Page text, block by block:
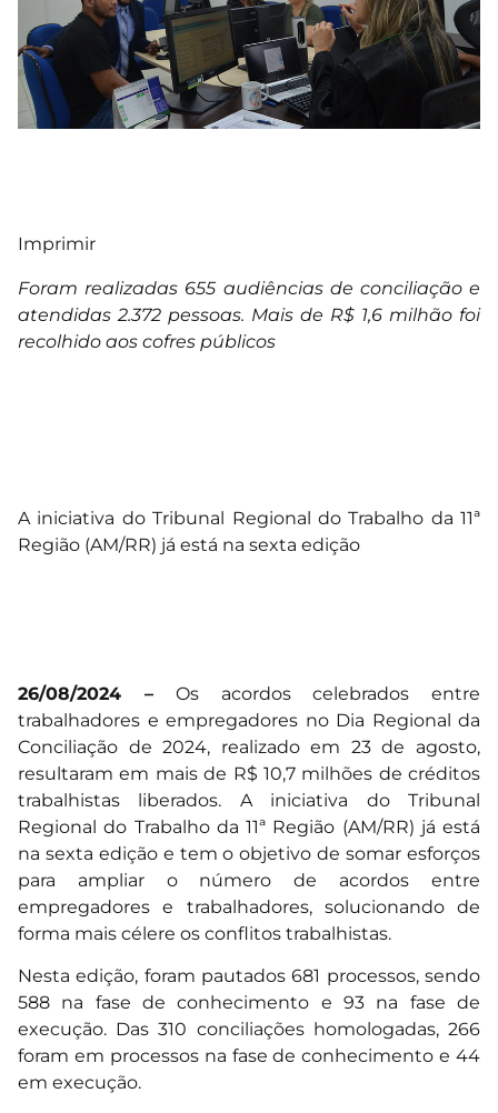
Imprimir
Foram realizadas 655 audiências de conciliação e
atendidas 2.372 pessoas. Mais de R$ 1,6 milhão foi
recolhido aos cofres públicos
A iniciativa do Tribunal Regional do Trabalho da 11ª
Região (AM/RR) já está na sexta edição
26/08/2024 –Os acordos celebrados entre
trabalhadores e empregadores no Dia Regional da
Conciliação de 2024, realizado em 23 de agosto,
resultaram em mais de R$ 10,7 milhões de créditos
trabalhistas liberados. A iniciativa do Tribunal
Regional do Trabalho da 11ª Região (AM/RR) já está
na sexta edição e tem o objetivo de somar esforços
para ampliar o número de acordos entre
empregadores e trabalhadores, solucionando de
forma mais célere os conflitos trabalhistas.
Nesta edição, foram pautados 681 processos, sendo
588 na fase de conhecimento e 93 na fase de
execução. Das 310 conciliações homologadas, 266
foram em processos na fase de conhecimento e 44
em execução.